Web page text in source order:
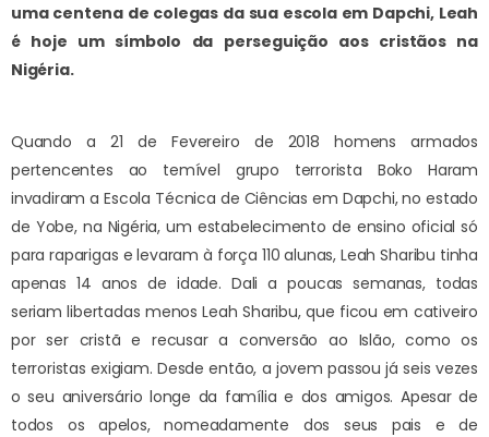
uma centena de colegas da sua escola em Dapchi, Leah
é hoje um símbolo da perseguição aos cristãos na
Nigéria.
Quando a 21 de Fevereiro de 2018 homens armados
pertencentes ao temível grupo terrorista Boko Haram
invadiram a Escola Técnica de Ciências em Dapchi, no estado
de Yobe, na Nigéria, um estabelecimento de ensino oficial só
para raparigas e levaram à força 110 alunas, Leah Sharibu tinha
apenas 14 anos de idade. Dali a poucas semanas, todas
seriam libertadas menos Leah Sharibu, que ficou em cativeiro
por ser cristã e recusar a conversão ao Islão, como os
terroristas exigiam. Desde então, a jovem passou já seis vezes
o seu aniversário longe da família e dos amigos. Apesar de
todos os apelos, nomeadamente dos seus pais e de